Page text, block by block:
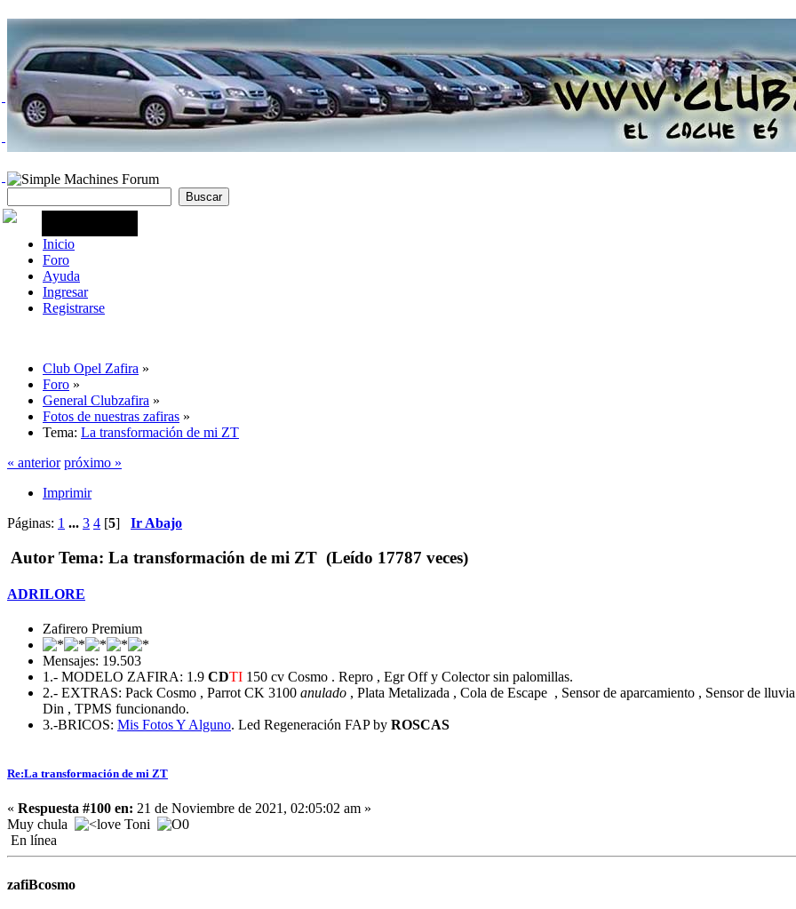
Inicio
Foro
Ayuda
Ingresar
Registrarse
Club Opel Zafira »
Foro »
General Clubzafira »
Fotos de nuestras zafiras »
Tema: La transformación de mi ZT
« anterior próximo »
Imprimir
Páginas: 1 ... 3 4 [5] Ir Abajo
Autor Tema: La transformación de mi ZT (Leído 17787 veces)
ADRILORE
Zafirero Premium
Mensajes: 19.503
1.- MODELO ZAFIRA: 1.9 CDTI 150 cv Cosmo . Repro , Egr Off y Colector sin palomillas.
2.- EXTRAS: Pack Cosmo , Parrot CK 3100 anulado , Plata Metalizada , Cola de Escape , Sensor de aparcamiento , Sensor de
Din , TPMS funcionando.
3.-BRICOS: Mis FotosY Alguno. Led Regeneración FAP by ROSCAS
Re:La transformación de mi ZT
« Respuesta #100 en: 21 de Noviembre de 2021, 02:05:02 am »
Muy chula
Toni
En línea
zafiBcosmo